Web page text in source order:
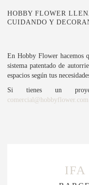
HOBBY FLOWER
CUIDANDO Y
En Hobby Flower hacemos
sistema patentado de
espacios según tus
Si tienes un
comercial@hobbyflower.com
IFA